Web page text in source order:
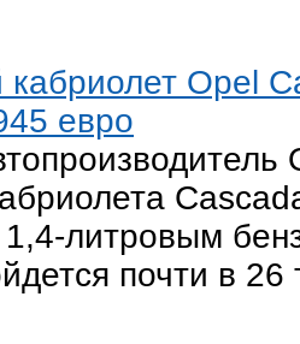
Opel
евро
литровым
почти в 26